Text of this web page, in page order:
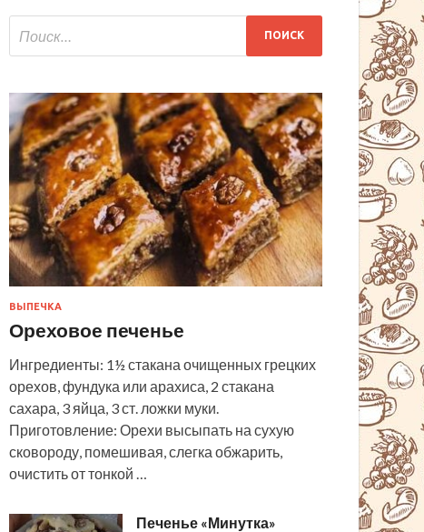
ВЫПЕЧКА
Ореховое печенье
Ингредиенты: 1½ стакана очищенных грецких
орехов, фундука или арахиса, 2 стакана
сахара, 3 яйца, 3 ст. ложки муки.
Приготовление: Орехи высыпать на сухую
сковороду, помешивая, слегка обжарить,
очистить от тонкой …
Печенье «Минутка»